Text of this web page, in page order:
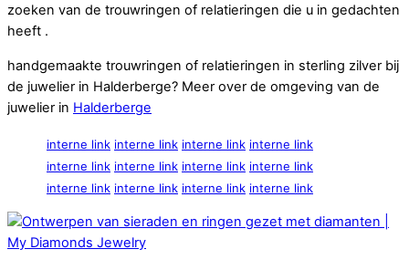
zoeken van de trouwringen of relatieringen die u in gedachten
heeft .
handgemaakte trouwringen of relatieringen in sterling zilver bij
de juwelier in Halderberge? Meer over de omgeving van de
juwelier in Halderberge
interne link interne link interne link interne link
interne link interne link interne link interne link
interne link interne link interne link interne link